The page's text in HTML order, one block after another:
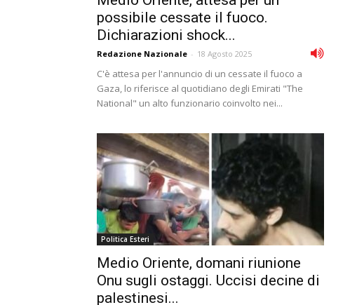
possibile cessate il fuoco.
Dichiarazioni shock...
Redazione Nazionale - 18 Agosto 2025
C'è attesa per l'annuncio di un cessate il fuoco a
Gaza, lo riferisce al quotidiano degli Emirati "The
National" un alto funzionario coinvolto nei...
Politica Esteri
Medio Oriente, domani riunione
Onu sugli ostaggi. Uccisi decine di
palestinesi...